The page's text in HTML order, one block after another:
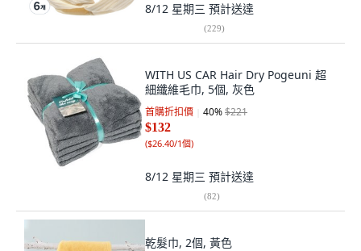
8/12 星期三 預計送達
(229)
WITH US CAR Hair Dry Pogeuni 超
細纖維毛巾, 5個, 灰色
首購折扣價 40%$221
$132
($26.40/1個)
8/12 星期三 預計送達
(82)
乾髮巾, 2個, 黃色